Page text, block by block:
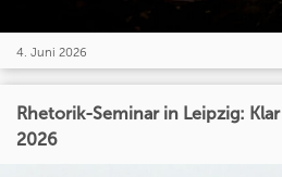
4. Juni 2026
Rhetorik-Seminar in Leipzig:
2026